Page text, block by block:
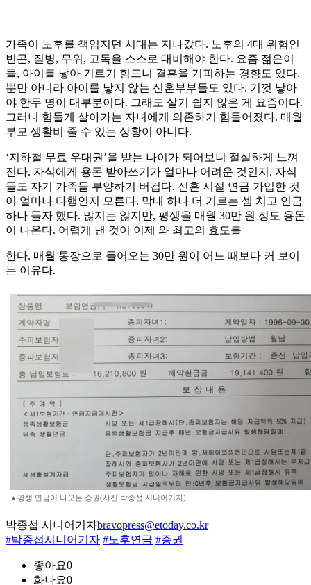
가족이 노후를 책임지던 시대는 지나갔다. 노후의 4대 위험인
빈곤, 질병, 무위, 고독을 스스로 대비해야 한다. 요즘 젊은이
들, 아이를 낳아 기르기 힘드니 결혼을 기피하는 경향도 있다.
뿐만 아니라 아이를 낳지 않는 신혼부부들도 있다. 기껏 낳아
야 한두 명이 대부분이다. 그래도 살기 쉽지 않은 게 요즘이다.
그러니 힘들게 살아가는 자녀에게 의존하기 힘들어졌다. 매월
부모 생활비 줄 수 있는 상황이 아니다.
‘지하철 무료 우대권’을 받는 나이가 되어보니 절실하게 느껴
진다. 자식에게 용돈 받아쓰기가 얼마나 어려운 것인지. 자식
들도 자기 가족들 부양하기 버겁다. 신혼 시절 연금 가입한 것
이 얼마나 다행인지 모른다. 막내 하나 더 기르는 셈 치고 연금
하나 들자 했다. 많지는 않지만, 평생을 매월 30만 원 정도 용돈
이 나온다. 어렵게 낸 것이 이제 와 최고의 효도를
한다. 매월 통장으로 들어오는 30만 원이 어느 때보다 커 보이
는 이유다.
▲평생 연금이 나오는 증권(사진 박종섭 시니어기자)
박종섭 시니어기자bravopress@etoday.co.kr
#박종섭시니어기자 #노후연금 #증권
좋아요0
화나요0